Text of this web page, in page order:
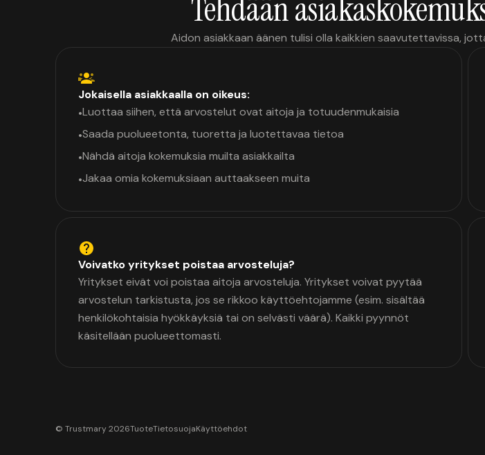
Tehdään
Aidon asiakkaan äänen tulisi olla kaikkien saavutettavissa,
Jokaisella asiakkaalla on oikeus:
•Luottaa siihen, että arvostelut ovat aitoja ja totuudenmukaisia
•Saada puolueetonta, tuoretta ja luotettavaa tietoa
•Nähdä aitoja kokemuksia muilta asiakkailta
•Jakaa omia kokemuksiaan auttaakseen muita
Voivatko yritykset poistaa arvosteluja?
Yritykset eivät voi poistaa aitoja arvosteluja. Yritykset voivat pyytää
arvostelun tarkistusta, jos se rikkoo käyttöehtojamme (esim. sisältää
henkilökohtaisia hyökkäyksiä tai on selvästi väärä). Kaikki pyynnöt
käsitellään puolueettomasti.
© Trustmary 2026TuoteTietosuojaKäyttöehdot